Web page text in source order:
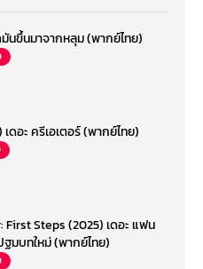
นขึ้นมาจากหลุม (พากย์ไทย)
ดอะ ครีเอเตอร์ (พากย์ไทย)
First Steps (2025) เดอะ แฟน
มบทใหม่ (พากย์ไทย)